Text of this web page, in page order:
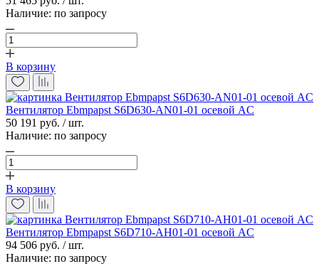
Наличие: по запросу
В корзину
Вентилятор Ebmpapst S6D630-AN01-01 осевой AC
50 191 руб. / шт.
Наличие: по запросу
В корзину
Вентилятор Ebmpapst S6D710-AH01-01 осевой AC
94 506 руб. / шт.
Наличие: по запросу